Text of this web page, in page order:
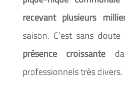
recevant plusieurs
saison. C’est sans
présence croissante
professionnels très divers.